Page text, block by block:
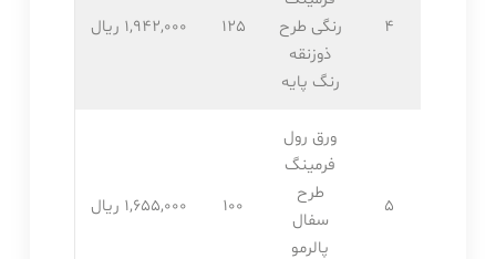
4
رنگی طرح
ذوزنقه
رنگ پایه
125 1,942,۰۰۰ ریال
5
ورق رول
فرمینگ
طرح
سفال
پالرمو
100 1,655,۰۰۰ ریال